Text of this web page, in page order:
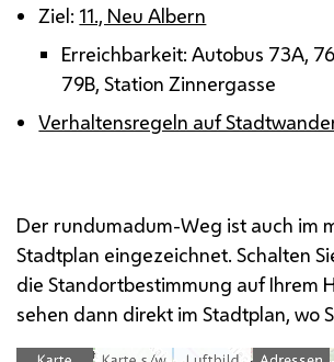
Ziel: 11., Neu Albern
Erreichbarkeit: Autobus 73A,
79B, Station Zinnergasse
Verhaltensregeln auf
Der rundumadum-Weg ist auch im
Stadtplan eingezeichnet. Schalten
die Standortbestimmung auf Ihrem
sehen dann direkt im Stadtplan, wo